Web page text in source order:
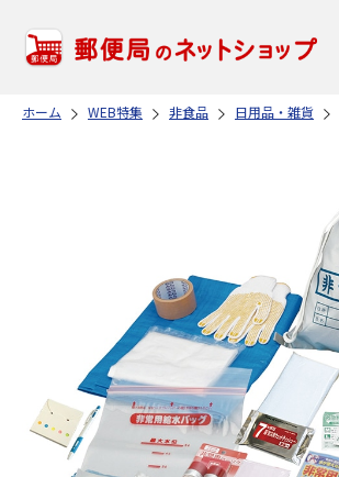
ホーム WEB特集 非食品 日用品・雑貨